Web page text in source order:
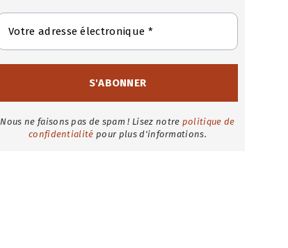
Nous ne faisons pas de spam ! Lisez notre politique de
confidentialité pour plus d'informations.